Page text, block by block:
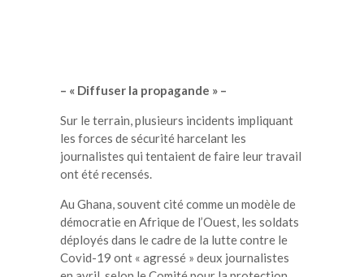
– « Diffuser la propagande » –
Sur le terrain, plusieurs incidents impliquant
les forces de sécurité harcelant les
journalistes qui tentaient de faire leur travail
ont été recensés.
Au Ghana, souvent cité comme un modèle de
démocratie en Afrique de l’Ouest, les soldats
déployés dans le cadre de la lutte contre le
Covid-19 ont « agressé » deux journalistes